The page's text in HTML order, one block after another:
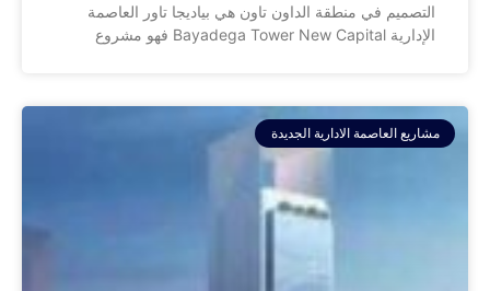
التصميم في منطقة الداون تاون هي بياديجا تاور العاصمة
الإدارية Bayadega Tower New Capital فهو مشروع
مشاريع العاصمة الادارية الجديدة